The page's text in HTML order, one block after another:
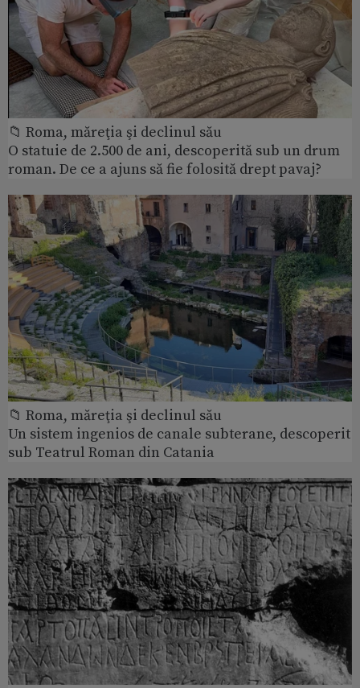
📁 Roma, măreţia şi declinul său
O statuie de 2.500 de ani, descoperită sub un drum
roman. De ce a ajuns să fie folosită drept pavaj?
📁 Roma, măreţia şi declinul său
Un sistem ingenios de canale subterane, descoperit
sub Teatrul Roman din Catania